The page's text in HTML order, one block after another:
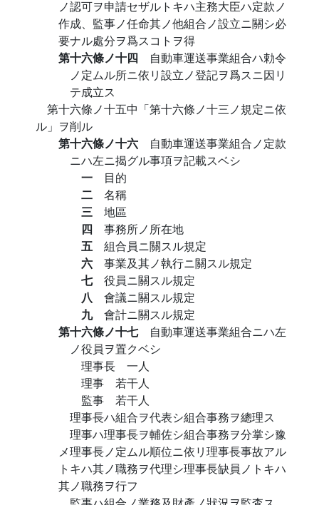
ノ認可ヲ申請セザルトキハ主務大臣ハ定款ノ
作成、監事ノ任命其ノ他組合ノ設立ニ關シ必
要ナル處分ヲ爲スコトヲ得
第十六條ノ十四 自動車運送事業組合ハ勅令
ノ定ムル所ニ依リ設立ノ登記ヲ爲スニ因リ
テ成立ス
第十六條ノ十五中「第十六條ノ十三ノ規定ニ依
ル」ヲ削ル
第十六條ノ十六 自動車運送事業組合ノ定款
ニハ左ニ揭グル事項ヲ記載スベシ
一 目的
二 名稱
三 地區
四 事務所ノ所在地
五 組合員ニ關スル規定
六 事業及其ノ執行ニ關スル規定
七 役員ニ關スル規定
八 會議ニ關スル規定
九 會計ニ關スル規定
第十六條ノ十七 自動車運送事業組合ニハ左
ノ役員ヲ置クベシ
理事長 一人
理事 若干人
監事 若干人
理事長ハ組合ヲ代表シ組合事務ヲ總理ス
理事ハ理事長ヲ輔佐シ組合事務ヲ分掌シ豫
メ理事長ノ定ムル順位ニ依リ理事長事故アル
トキハ其ノ職務ヲ代理シ理事長缺員ノトキハ
其ノ職務ヲ行フ